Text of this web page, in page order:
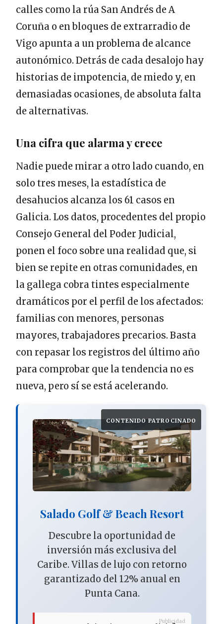
calles como la rúa San Andrés de A
Coruña o en bloques de extrarradio de
Vigo apunta a un problema de alcance
autonómico. Detrás de cada desalojo hay
historias de impotencia, de miedo y, en
demasiadas ocasiones, de absoluta falta
de alternativas.
Una cifra que alarma y crece
Nadie puede mirar a otro lado cuando, en
solo tres meses, la estadística de
desahucios alcanza los 61 casos en
Galicia. Los datos, procedentes del propio
Consejo General del Poder Judicial,
ponen el foco sobre una realidad que, si
bien se repite en otras comunidades, en
la gallega cobra tintes especialmente
dramáticos por el perfil de los afectados:
familias con menores, personas
mayores, trabajadores precarios. Basta
con repasar los registros del último año
para comprobar que la tendencia no es
nueva, pero sí se está acelerando.
CONTENIDO PATROCINADO
Salado Golf & Beach Resort
Descubre la oportunidad de
inversión más exclusiva del
Caribe. Villas de lujo con retorno
garantizado del 12% anual en
Punta Cana.
Publicidad